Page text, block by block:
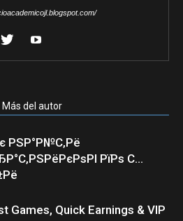
Más del autor
РЅР°Р№С‚Рё
РїРѕ С…
Games, Quick Earnings & VIP